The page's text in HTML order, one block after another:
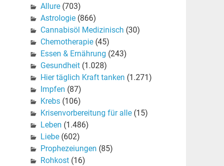
Allure(703)
Astrologie(866)
Cannabisöl Medizinisch (30)
Chemotherapie(45)
Essen & Ernährung (243)
Gesundheit(1.028)
Hier täglich Kraft tanken (1.271)
Impfen (87)
Krebs(106)
Krisenvorbereitung für alle(15)
Leben (1.486)
Liebe(602)
Prophezeiungen (85)
Rohkost(16)